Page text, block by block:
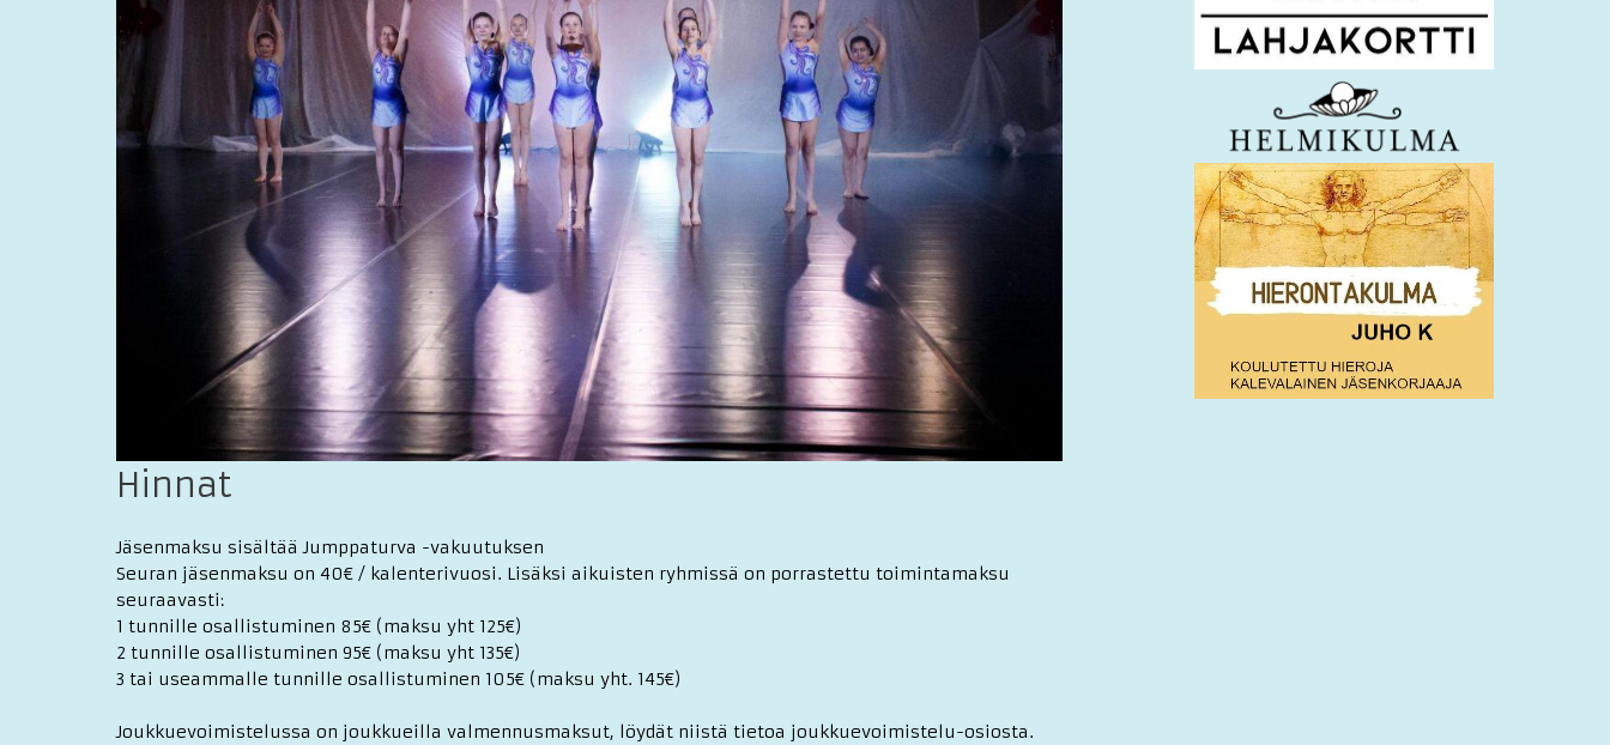
Hinnat
Jäsenmaksu sisältää Jumppaturva -vakuutuksen
Seuran jäsenmaksu on 40€ / kalenterivuosi. Lisäksi aikuisten ryhmissä on porrastettu toimintamaksu
seuraavasti:
1 tunnille osallistuminen 85€ (maksu yht 125€)
2 tunnille osallistuminen 95€ (maksu yht 135€)
3 tai useammalle tunnille osallistuminen 105€ (maksu yht. 145€)
Joukkuevoimistelussa on joukkueilla valmennusmaksut, löydät niistä tietoa joukkuevoimistelu-osiosta.